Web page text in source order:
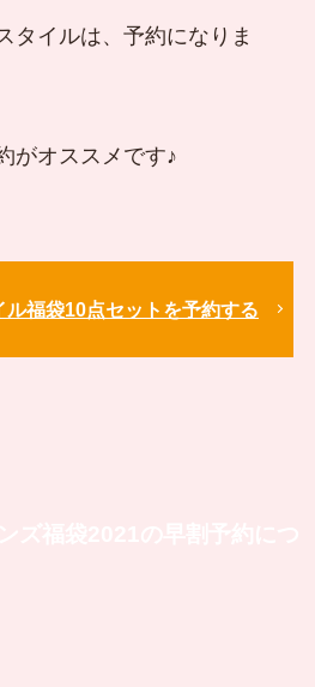
タイルは、予約になりま
がオススメです♪
ル福袋10点セットを予約する